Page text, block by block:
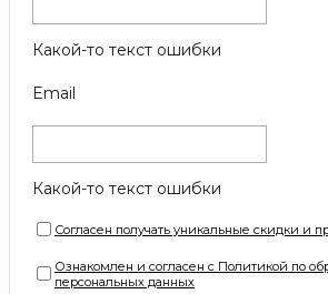
Какой-то текст ошибки
Email
Какой-то текст ошибки
Согласен получать уникальные скидки и
Ознакомлен и согласен с Политикой по
персональных данных